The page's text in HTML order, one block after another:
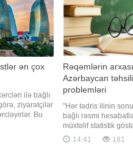
ən çox
ilə bağlı
ziyarətçilər
Bu
vəziyyət
Rəqəmlərin
Azərbaycan
problemləri
"Hər tədris ilinin
bağlı rəsmi
müxtəlif statistik
əldə olunan nəticələr
Lakin bütün bunlara
14:41 181